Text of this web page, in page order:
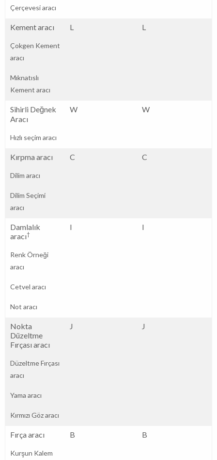
Çerçevesi aracı
Kement aracı
Çokgen Kement
aracı
Mıknatıslı
Kement aracı
L L
Sihirli Değnek
Aracı
Hızlı seçim aracı
W W
Kırpma aracı
Dilim aracı
Dilim Seçimi
aracı
C C
Damlalık
aracı†
Renk Örneği
aracı
Cetvel aracı
Not aracı
I I
Nokta
Düzeltme
Fırçası aracı
Düzeltme Fırçası
aracı
Yama aracı
Kırmızı Göz aracı
J J
Fırça aracı
Kurşun Kalem
B B